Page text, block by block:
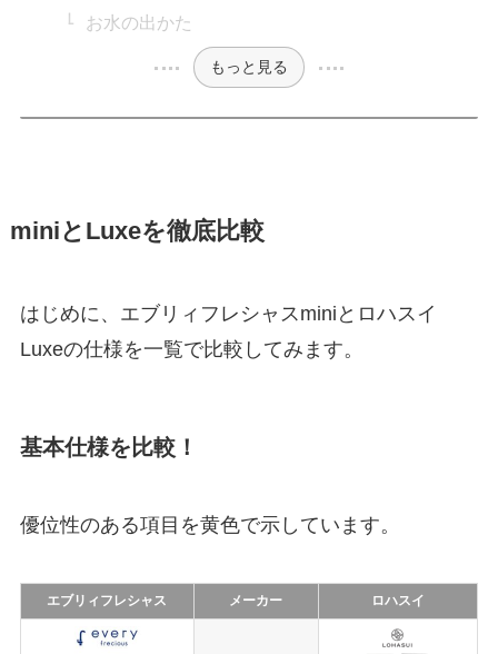
お水の出かた
もっと見る
miniとLuxeを徹底比較
はじめに、エブリィフレシャスminiとロハスイ
Luxeの仕様を一覧で比較してみます。
基本仕様を比較！
優位性のある項目を黄色で示しています。
エブリィフレシャス メーカー ロハスイ